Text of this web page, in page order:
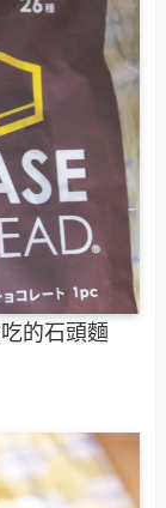
的石頭麵